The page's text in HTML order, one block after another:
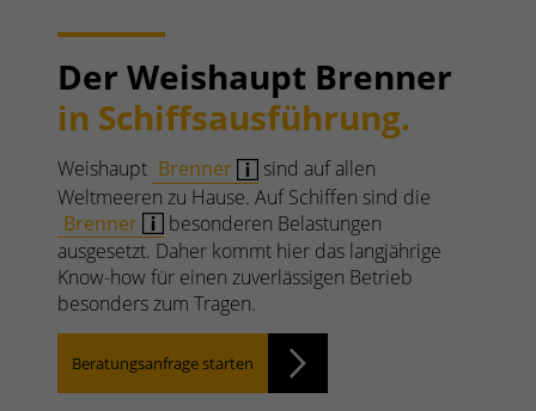
Der Weishaupt Brenner
in Schiffsausführung.
Weishaupt Brenner
sind auf allen
Weltmeeren zu Hause. Auf Schiffen sind die
Brenner
besonderen Belastungen
ausgesetzt. Daher kommt hier das langjährige
Know-how für einen zuverlässigen Betrieb
besonders zum Tragen.
Beratungsanfrage starten